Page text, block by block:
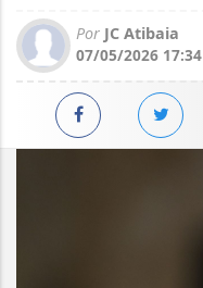
Por JC Atibaia
07/05/2026 17:34